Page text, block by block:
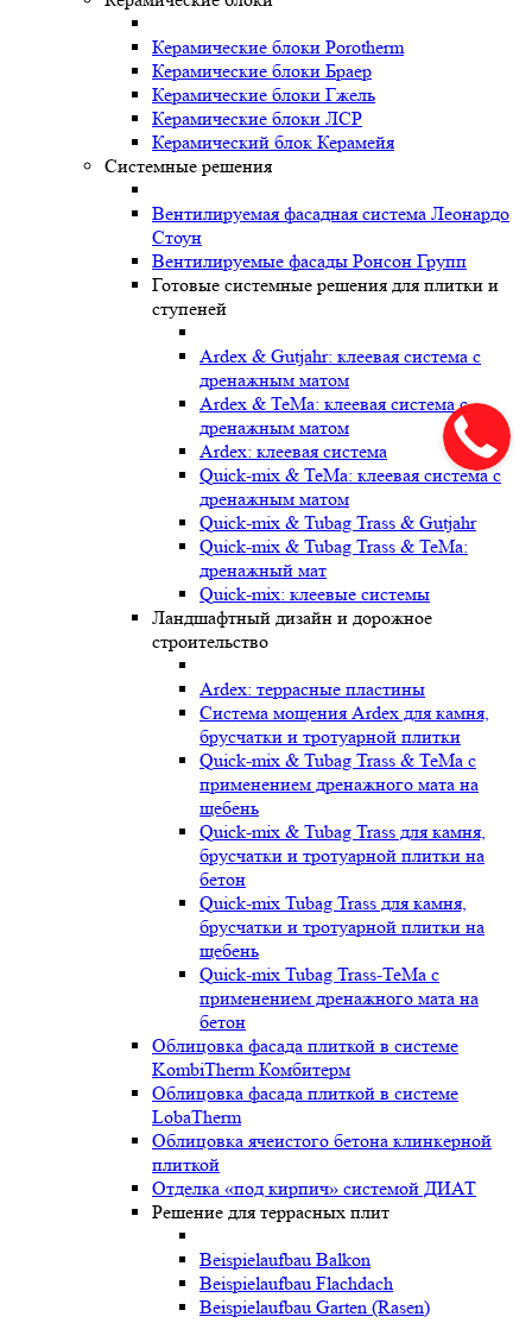
Керамические блоки Porotherm
Керамические блоки Браер
Керамические блоки Гжель
Керамические блоки ЛСР
Керамический блок Керамейя
Системные решения
Вентилируемая фасадная система Леонардо
Стоун
Вентилируемые фасады Ронсон Групп
Готовые системные решения для плитки и
ступеней
Ardex & Gutjahr: клеевая система с
дренажным матом
Ardex & TeMa: клеевая система с
дренажным матом
Ardex: клеевая система
Quick-mix & TeMa: клеевая система с
дренажным матом
Quick-mix & Tubag Trass & Gutjahr
Quick-mix & Tubag Trass & TeMa:
дренажный мат
Quick-mix: клеевые системы
Ландшафтный дизайн и дорожное
строительство
Ardex: террасные пластины
Cистема мощения Ardex для камня,
брусчатки и тротуарной плитки
Quick-mix & Tubag Trass & TeMa с
применением дренажного мата на
щебень
Quick-mix & Tubag Trass для камня,
брусчатки и тротуарной плитки на
бетон
Quick-mix Tubag Trass для камня,
брусчатки и тротуарной плитки на
щебень
Quick-mix Tubag Trass-TeMa с
применением дренажного мата на
бетон
Облицовка фасада плиткой в системе
KombiTherm Комбитерм
Облицовка фасада плиткой в системе
LobaTherm
Облицовка ячеистого бетона клинкерной
плиткой
Отделка «под кирпич» системой ДИАТ
Решение для террасных плит
Beispielaufbau Balkon
Beispielaufbau Flachdach
Beispielaufbau Garten (Rasen)